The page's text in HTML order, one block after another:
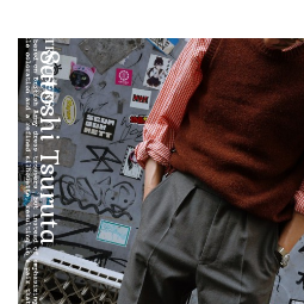
Satoshi Tsuruta